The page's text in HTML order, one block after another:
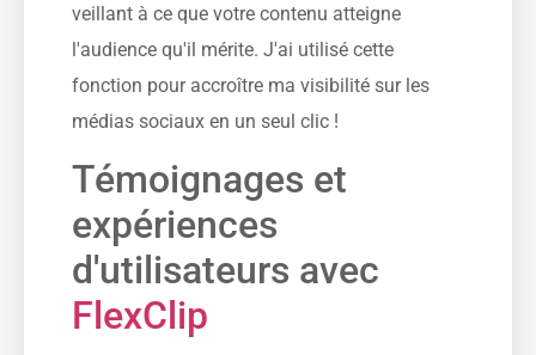
veillant à ce que votre contenu atteigne
l'audience qu'il mérite. J'ai utilisé cette
fonction pour accroître ma visibilité sur les
médias sociaux en un seul clic !
Témoignages et
expériences
d'utilisateurs avec
FlexClip